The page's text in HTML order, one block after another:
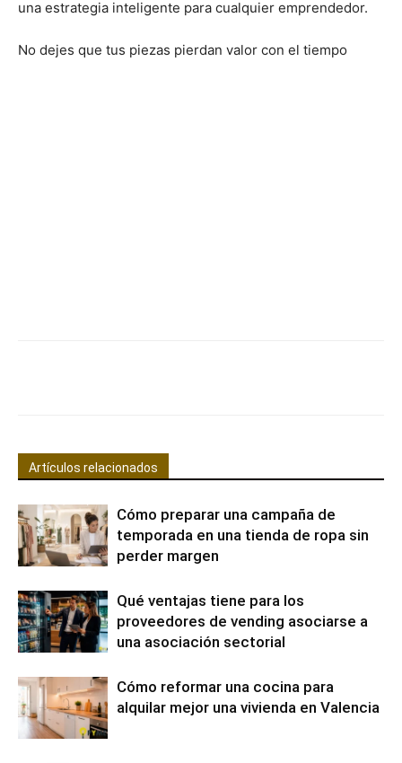
una estrategia inteligente para cualquier emprendedor.
No dejes que tus piezas pierdan valor con el tiempo
Artículos relacionados
Cómo preparar una campaña de
temporada en una tienda de ropa sin
perder margen
Qué ventajas tiene para los
proveedores de vending asociarse a
una asociación sectorial
Cómo reformar una cocina para
alquilar mejor una vivienda en Valencia